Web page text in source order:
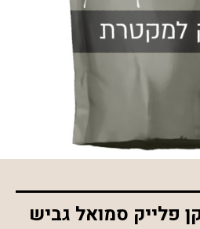
פלייק סמואל גביש